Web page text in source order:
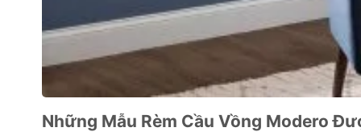
Những Mẫu Rèm Cầu Vồng Modero